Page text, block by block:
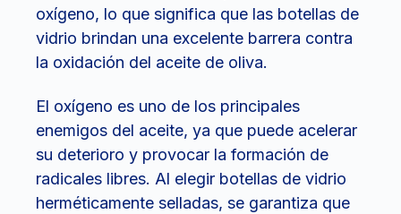
oxígeno, lo que significa que las botellas de
vidrio brindan una excelente barrera contra
la oxidación del aceite de oliva.
El oxígeno es uno de los principales
enemigos del aceite, ya que puede acelerar
su deterioro y provocar la formación de
radicales libres. Al elegir botellas de vidrio
herméticamente selladas, se garantiza que